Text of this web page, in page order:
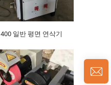
400 일반 평면 연삭기